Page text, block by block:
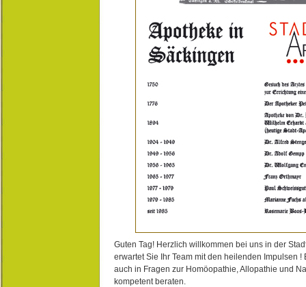
Guten Tag! Herzlich willkommen bei uns in der
erwartet Sie Ihr Team mit den heilenden Impulsen !
auch in Fragen zur Homöopathie, Allopathie und
kompetent beraten.